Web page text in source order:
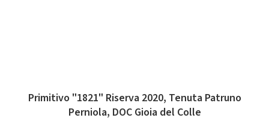
Primitivo "1821" Riserva 2020, Tenuta Patruno
Perniola, DOC Gioia del Colle